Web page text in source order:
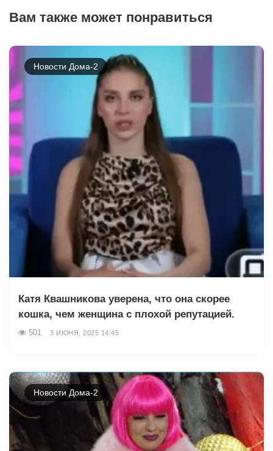
Вам также может понравиться
Новости Дома-2
Катя Квашникова уверена, что она скорее
кошка, чем женщина с плохой репутацией.
501 3 ИЮНЯ, 2025 14:45
Новости Дома-2